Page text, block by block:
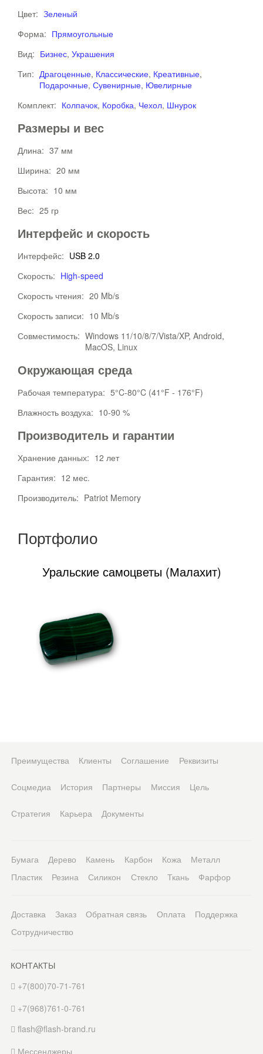
Цвет: Зеленый
Форма: Прямоугольные
Вид: Бизнес, Украшения
Тип: Драгоценные, Классические, Креативные,
Подарочные, Сувенирные, Ювелирные
Комплект: Колпачок, Коробка, Чехол, Шнурок
Размеры и вес
Длина: 37 мм
Ширина: 20 мм
Высота: 10 мм
Вес: 25 гр
Интерфейс и скорость
Интерфейс: USB 2.0
Скорость: High-speed
Скорость чтения: 20 Mb/s
Скорость записи: 10 Mb/s
Совместимость: Windows 11/10/8/7/Vista/XP, Android,
MacOS, Linux
Окружающая среда
Рабочая температура: 5°C-80°C (41°F - 176°F)
Влажность воздуха: 10-90 %
Производитель и гарантии
Хранение данных: 12 лет
Гарантия: 12 мес.
Производитель: Patriot Memory
Портфолио
Уральские самоцветы (Малахит)
Преимущества Клиенты Соглашение Реквизиты
Соцмедиа История Партнеры Миссия Цель
Стратегия Карьера Документы
Бумага Дерево Камень Карбон Кожа
Металл
Пластик
Резина Силикон Стекло Ткань Фарфор
Доставка Заказ Обратная связь Оплата
Поддержка
Сотрудничество
КОНТАКТЫ
+7(800)70-71-761
+7(968)761-0-761
flash@flash-brand.ru
Мессенджеры